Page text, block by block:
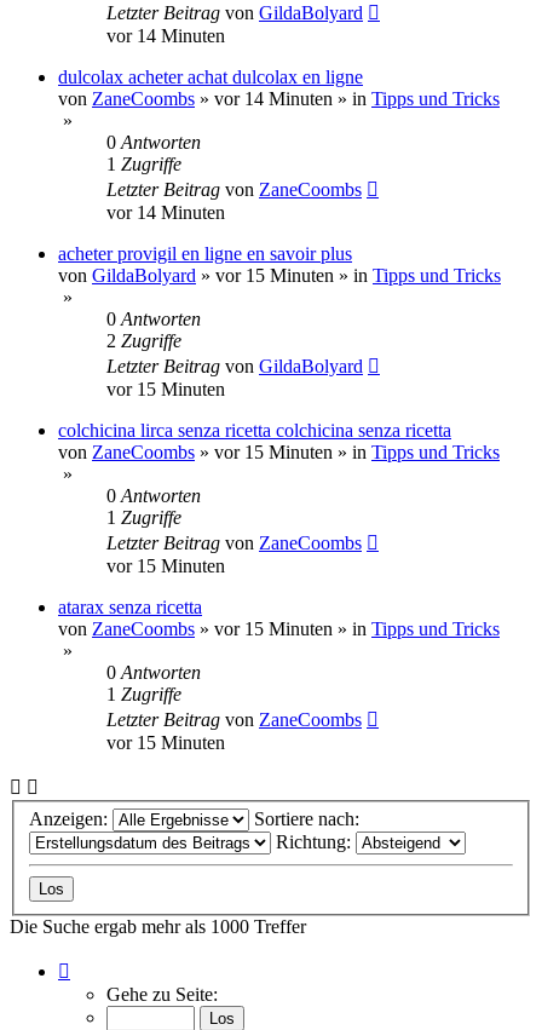
Letzter Beitrag von GildaBolyard
vor 14 Minuten
dulcolax acheter achat dulcolax en ligne
von ZaneCoombs » vor 14 Minuten » in Tipps und Tricks
»
0 Antworten
1 Zugriffe
Letzter Beitrag von ZaneCoombs
vor 14 Minuten
acheter provigil en ligne en savoir plus
von GildaBolyard » vor 15 Minuten » in Tipps und Tricks
»
0 Antworten
2 Zugriffe
Letzter Beitrag von GildaBolyard
vor 15 Minuten
colchicina lirca senza ricetta colchicina senza ricetta
von ZaneCoombs » vor 15 Minuten » in Tipps und Tricks
»
0 Antworten
1 Zugriffe
Letzter Beitrag von ZaneCoombs
vor 15 Minuten
atarax senza ricetta
von ZaneCoombs » vor 15 Minuten » in Tipps und Tricks
»
0 Antworten
1 Zugriffe
Letzter Beitrag von ZaneCoombs
vor 15 Minuten
Anzeigen:
Sortiere nach:
Richtung:
Die Suche ergab mehr als 1000 Treffer
von
Gehe zu Seite: